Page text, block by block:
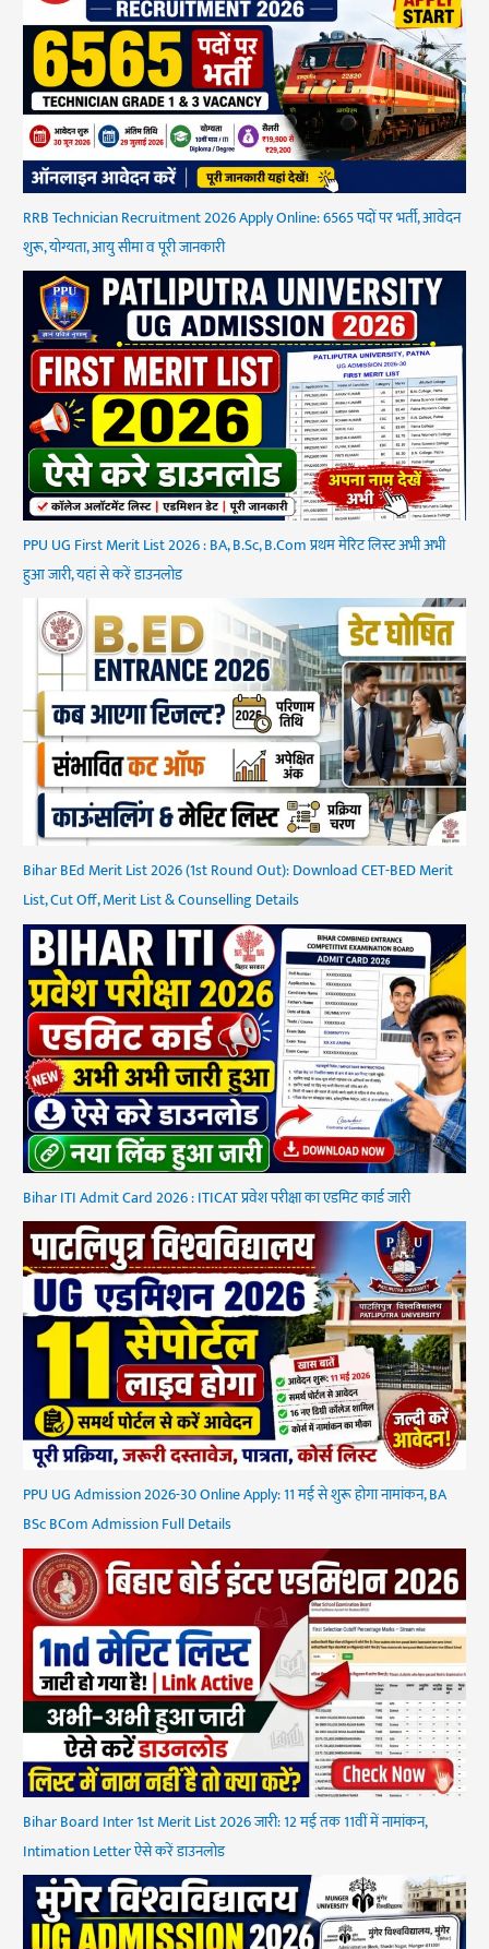
RRB Technician Recruitment 2026 Apply Online: 6565 पदों पर भर्ती, आवेदन
शुरू, योग्यता, आयु सीमा व पूरी जानकारी
PPU UG First Merit List 2026 : BA, B.Sc, B.Com प्रथम मेरिट लिस्ट अभी अभी
हुआ जारी, यहां से करें डाउनलोड
Bihar BEd Merit List 2026 (1st Round Out): Download CET-BED Merit
List, Cut Off, Merit List & Counselling Details
Bihar ITI Admit Card 2026 : ITICAT प्रवेश परीक्षा का एडमिट कार्ड जारी
PPU UG Admission 2026-30 Online Apply: 11 मई से शुरू होगा नामांकन, BA
BSc BCom Admission Full Details
Bihar Board Inter 1st Merit List 2026 जारी: 12 मई तक 11वीं में नामांकन,
Intimation Letter ऐसे करें डाउनलोड